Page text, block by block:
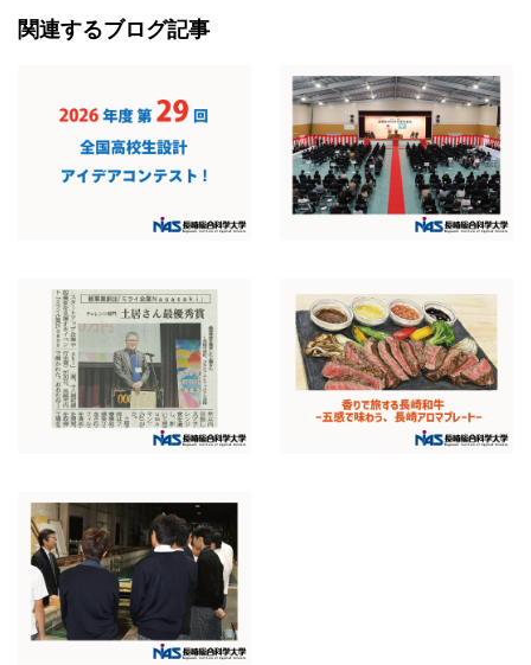
関連するブログ記事